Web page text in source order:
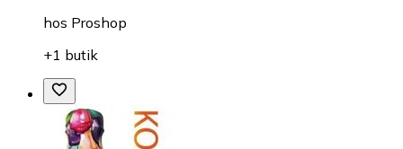
hos Proshop
+1 butik